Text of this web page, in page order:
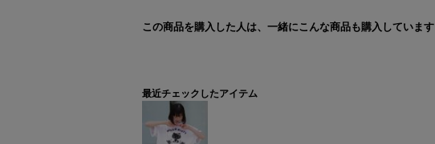
この商品を購入した人は、一緒にこんな商品も購入しています
最近チェックしたアイテム